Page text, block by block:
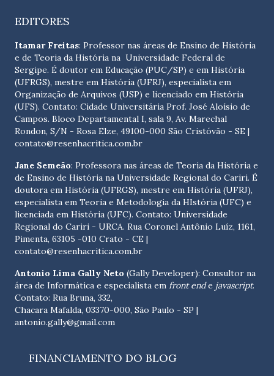
EDITORES
Itamar Freitas: Professor nas áreas de Ensino de História
e de Teoria da História na Universidade Federal de
Sergipe. É doutor em Educação (PUC/SP) e em História
(UFRGS), mestre em História (UFRJ), especialista em
Organização de Arquivos (USP) e licenciado em História
(UFS). Contato: Cidade Universitária Prof. José Aloísio de
Campos. Bloco Departamental I, sala 9, Av. Marechal
Rondon, S/N - Rosa Elze, 49100-000 São Cristóvão - SE |
contato@resenhacritica.com.br
Jane Semeão: Professora nas áreas de Teoria da História e
de Ensino de História na Universidade Regional do Cariri. É
doutora em História (UFRGS), mestre em História (UFRJ),
especialista em Teoria e Metodologia da HIstória (UFC) e
licenciada em História (UFC). Contato: Universidade
Regional do Cariri - URCA. Rua Coronel Antônio Luíz, 1161,
Pimenta, 63105 -010 Crato - CE |
contato@resenhacritica.com.br
Antonio Lima Gally Neto (Gally Developer): Consultor na
área de Informática e especialista em front ende javascript.
Contato: Rua Bruna, 332,
Chacara Mafalda, 03370-000, São Paulo - SP |
antonio.gally@gmail.com
FINANCIAMENTO DO BLOG